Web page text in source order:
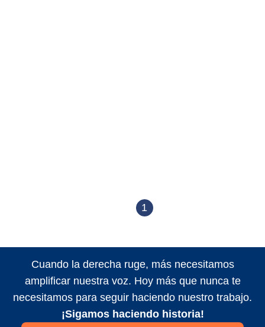
1
Cuando la derecha ruge, más necesitamos
amplificar nuestra voz. Hoy más que nunca te
necesitamos para seguir haciendo nuestro trabajo.
¡Sigamos haciendo historia!